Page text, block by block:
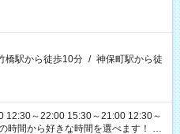
橋駅から徒歩10分 / 神保町駅から徒
12:30～22:00 15:30～21:00 12:30～